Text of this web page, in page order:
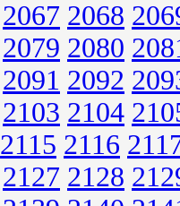
2067 2068
2079 2080
2091 2092
2103 2104
2115 2116
2127 2128